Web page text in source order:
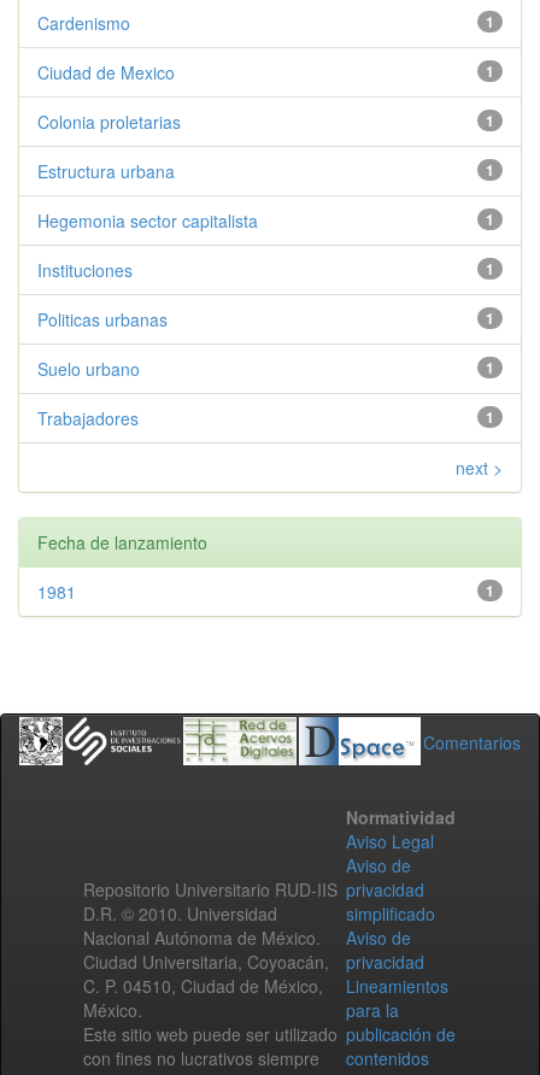
1
Cardenismo
1
Ciudad de Mexico
1
Colonia proletarias
1
Estructura urbana
1
Hegemonia sector capitalista
1
Instituciones
1
Politicas urbanas
1
Suelo urbano
1
Trabajadores
next >
Fecha de lanzamiento
1
1981
Comentarios
Repositorio Universitario RUD-IIS
D.R. © 2010. Universidad
Nacional Autónoma de México.
Ciudad Universitaria, Coyoacán,
C. P. 04510, Ciudad de México,
México.
Este sitio web puede ser utilizado
con fines no lucrativos siempre
Normatividad
Aviso Legal
Aviso de
privacidad
simplificado
Aviso de
privacidad
Lineamientos
para la
publicación de
contenidos